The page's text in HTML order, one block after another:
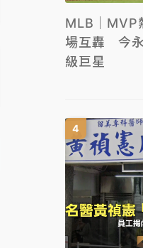
MLB｜MVP
場互轟 今
級巨星